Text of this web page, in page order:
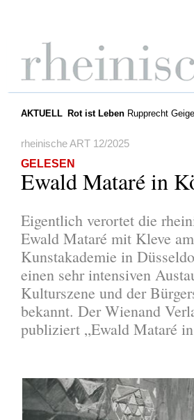
AKTUELL Rot ist LebenRupprecht
rheinische ART 12/2025
GELESEN
Ewald Mataré in
Eigentlich verortet die
Ewald Mataré mit Kleve
Kunstakademie in
einen sehr intensiven
Kulturszene und der
bekannt. Der Wienand
publiziert „Ewald Mataré